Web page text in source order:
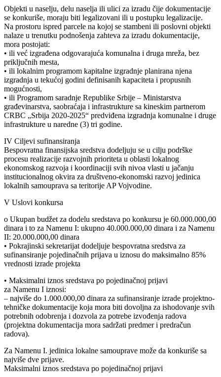
Objekti u naselju, delu naselja ili ulici za izradu čije dokumentacije
se konkuriše, moraju biti legalizovani ili u postupku legalizacije.
Na prostoru ispred parcele na kojoj se stambeni ili poslovni objekti
nalaze u trenutku podnošenja zahteva za izradu dokumentacije,
mora postojati:
• ili već izgrađena odgovarajuća komunalna i druga mreža, bez
priključnih mesta,
• ili lokalnim programom kapitalne izgradnje planirana njena
izgradnja u tekućoj godini definisanih kapaciteta i propusnih
mogućnosti,
• ili Programom saradnje Republike Srbije – Ministarstva
građevinarstva, saobraćaja i infrastrukture sa kineskim partnerom
CRBC „Srbija 2020-2025“ predviđena izgradnja komunalne i druge
infrastrukture u naredne (3) tri godine.
IV Ciljevi sufinansiranja
Bespovratna finansijska sredstva dodeljuju se u cilju podrške
procesu realizacije razvojnih prioriteta u oblasti lokalnog
ekonomskog razvoja i koordinaciji svih nivoa vlasti u jačanju
institucionalnog okvira za društveno-ekonomski razvoj jedinica
lokalnih samouprava sa teritorije AP Vojvodine.
V Uslovi konkursa
o Ukupan budžet za dodelu sredstava po konkursu je 60.000.000,00
dinara i to za Namenu I: ukupno 40.000.000,00 dinara i za Namenu
II: 20.000.000,00 dinara
• Pokrajinski sekretarijat dodeljuje bespovratna sredstva za
sufinansiranje pojedinačnih prijava u iznosu do maksimalno 85%
vrednosti izrade projekta
• Maksimalni iznos sredstava po pojedinačnoj prijavi
za Namenu I iznosi:
– najviše do 1.000.000,00 dinara za sufinansiranje izrade projektno-
tehničke dokumentacije koja mora biti dovoljna za ishodovanje svih
potrebnih odobrenja i dozvola za potrebe izvođenja radova
(projektna dokumentacija mora sadržati predmer i predračun
radova).
Za Namenu I. jedinica lokalne samouprave može da konkuriše sa
najviše dve prijave.
Maksimalni iznos sredstava po pojedinačnoj prijavi